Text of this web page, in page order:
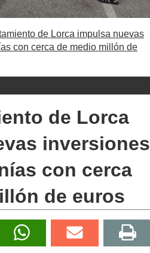
de Lorca impulsa nuevas
con cerca de medio millón de
de Lorca
inversiones
con cerca
de euros